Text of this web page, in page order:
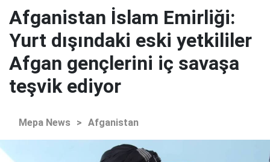
Afganistan İslam Emirliği:
Yurt dışındaki eski yetkililer
Afgan gençlerini iç savaşa
teşvik ediyor
Mepa News > Afganistan